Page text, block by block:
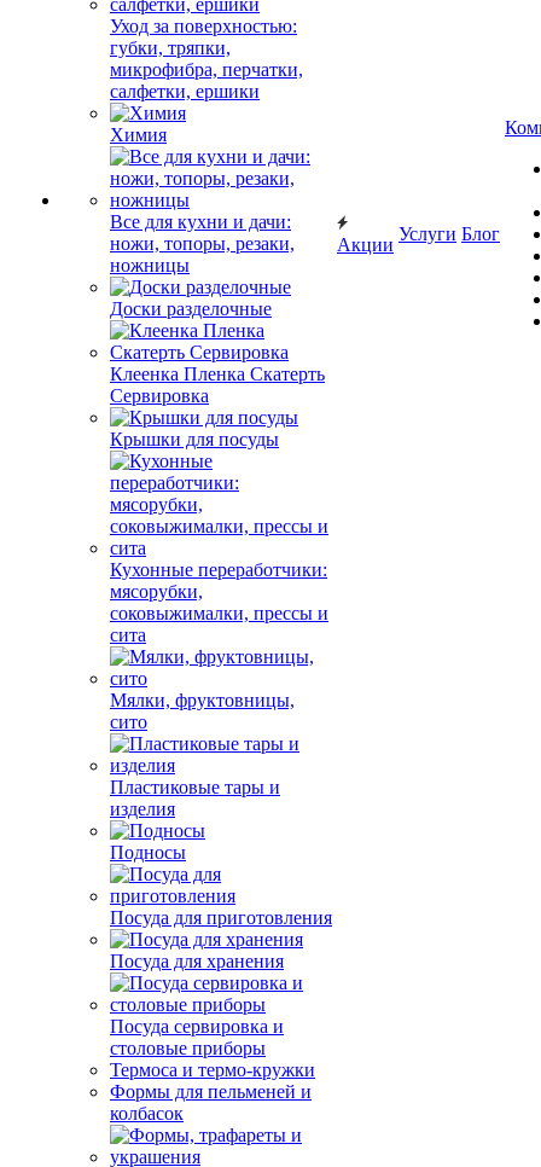
Уход за поверхностью:
губки, тряпки,
микрофибра, перчатки,
салфетки, ершики
Химия
Все для кухни и дачи:
ножи, топоры, резаки,
ножницы
Доски разделочные
Клеенка Пленка Скатерть
Сервировка
Крышки для посуды
Кухонные переработчики:
мясорубки,
соковыжималки, прессы и
сита
Мялки, фруктовницы,
сито
Пластиковые тары и
изделия
Подносы
Посуда для приготовления
Посуда для хранения
Посуда сервировка и
столовые приборы
Термоса и термо-кружки
Формы для пельменей и
колбасок
Акции
Услуги Блог